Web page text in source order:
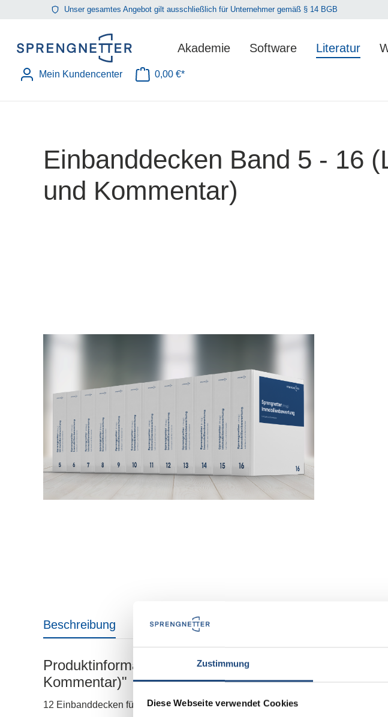
Zustimmung
Diese Webseite verwendet Cookies
Zur Hauptnavigation springen
Unser gesamtes Angebot gilt ausschließlich für Unternehmer gemäß § 14 BGB
Akademie Software Literatur
Mein Kundencenter
0,00 €*
Warenkorb enthält 0 Positionen. Der Gesamtwert beträgt
Einbanddecken Band 5 - 16
und Kommentar)
Beschreibung
Produktinformationen "Einbanddecken Band 5 - 16
Kommentar)"
12 Einbanddecken für das Lehrbuch und Kommentar Bände 5 - 16